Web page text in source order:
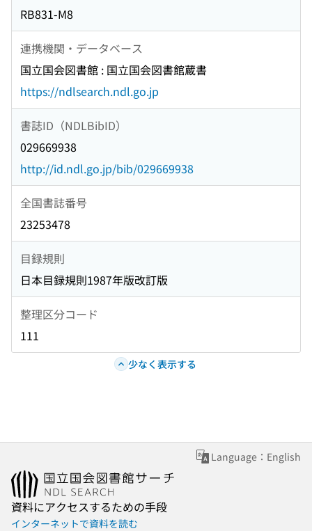
RB831-M8
連携機関・データベース
国立国会図書館 : 国立国会図書館蔵書
https://ndlsearch.ndl.go.jp
書誌ID（NDLBibID）
029669938
http://id.ndl.go.jp/bib/029669938
全国書誌番号
23253478
目録規則
日本目録規則1987年版改訂版
整理区分コード
111
少なく表示する
Language：English
資料にアクセスするための手段
インターネットで資料を読む